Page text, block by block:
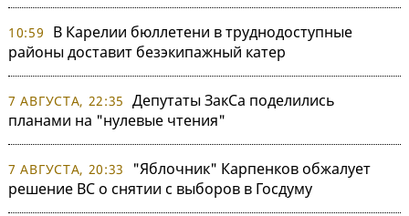
10:59
В Карелии бюллетени в труднодоступные
районы доставит безэкипажный катер
7 АВГУСТА, 22:35 Депутаты ЗакСа поделились
планами на "нулевые чтения"
7 АВГУСТА, 20:33
"Яблочник" Карпенков обжалует
решение ВС о снятии с выборов в Госдуму